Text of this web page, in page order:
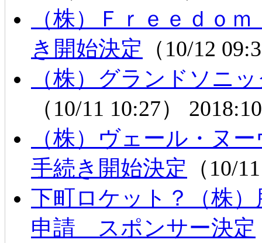
（株）Ｆｒｅｅｄｏ
き開始決定 （10/12
（株）グランドソニ
（10/11 10:27）
（株）ヴェール・ヌ
手続き開始決定 （10/
下町ロケット？（株
申請 スポンサー決定